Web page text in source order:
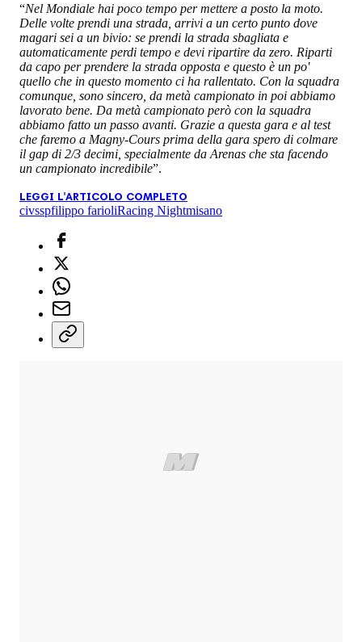
“Nel Mondiale hai poco tempo per mettere a posto la moto.
Delle volte prendi una strada, arrivi a un certo punto dove
magari sei a un bivio: se prendi la strada sbagliata e
automaticamente perdi tempo e devi ripartire da zero. Riparti
da capo per prendere la strada opposta e questo è un po'
quello che in questo momento ci ha rallentato. Con la squadra
comunque, sono sincero, da metà campionato in poi abbiamo
lavorato bene. Da metà campionato però con la squadra
abbiamo fatto un passo avanti. Grazie a questa gara e al test
che faremo a Magny-Cours prima della gara spero di colmare
il gap di 2/3 decimi, specialmente da Arenas che sta facendo
un campionato incredibile”.
LEGGI L'ARTICOLO COMPLETO
civsspfilippo farioliRacing Nightmisano